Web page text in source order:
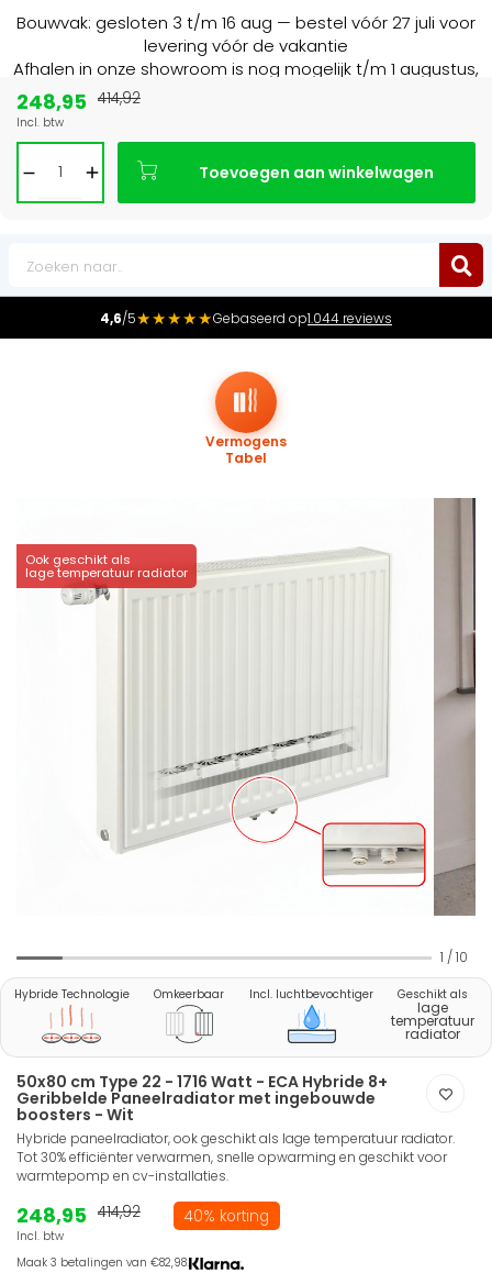
Bouwvak: gesloten 3 t/m 16 aug — bestel vóór 27 juli voor
levering vóór de vakantie
Afhalen in onze showroom is nog mogelijk t/m 1 augustus,
4,6/5★★★★★Gebaseerd op1.044 reviews
Ook geschikt als
lage temperatuur radiator
Vermogens
Tabel
1 / 10
Hybride Technologie Omkeerbaar Incl. luchtbevochtiger Geschikt als
lage
temperatuur
radiator
50x80 cm Type 22 - 1716 Watt - ECA Hybride 8+
Geribbelde Paneelradiator met ingebouwde
boosters - Wit
Hybride paneelradiator, ook geschikt als lage temperatuur radiator.
Tot 30% efficiënter verwarmen, snelle opwarming en geschikt voor
warmtepomp en cv-installaties.
248,95
Incl. btw
414,92 40% korting
Maak 3 betalingen van €82,98.
248,95
Incl. btw
414,92
Toevoegen aan winkelwagen